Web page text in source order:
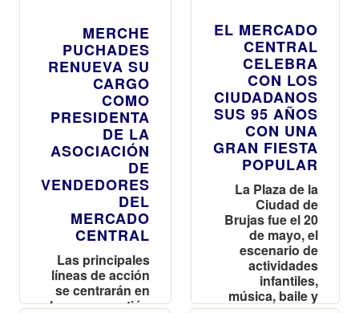
MERCHE
PUCHADES
RENUEVA SU
CARGO
COMO
PRESIDENTA
DE LA
ASOCIACIÓN
DE
VENDEDORES
DEL
MERCADO
CENTRAL
Las principales
líneas de acción
se centrarán en
la nueva gestión
EL MERCADO
CENTRAL
CELEBRA
CON LOS
CIUDADANOS
SUS 95 AÑOS
CON UNA
GRAN FIESTA
POPULAR
La Plaza de la
Ciudad de
Brujas fue el 20
de mayo, el
escenario de
actividades
infantiles,
música, baile y